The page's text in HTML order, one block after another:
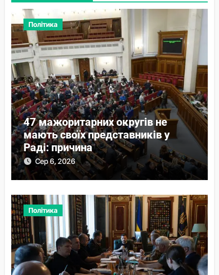
Політика
47 мажоритарних округів не
мають своїх представників у
Раді: причина
Сер 6, 2026
Політика